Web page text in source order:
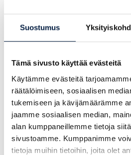
Suostumus
Tämä sivusto käyttää evästeitä
Käytämme evästeitä
räätälöimiseen, sosiaalisen
tukemiseen ja kävijämäärämme
jaamme sosiaalisen median,
alan kumppaneillemme tietoja
sivustoamme. Kumppanimme
tietoja muihin tietoihin, joita olet
Kysy lisää myyjiltämme:
Teemu Kaulio
teemu.kaulio@finnsiirto.fi
Veli-Matti Heinonen
0400228532
veli-matti.heinonen@finnsiirto.fi
Peter Henriksson
+358 40 511 2165
peter.henriksson@finnsiirto.fi